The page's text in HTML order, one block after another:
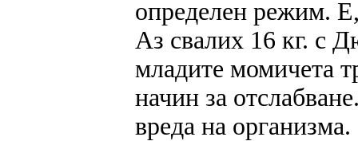
определен режим.
Аз свалих 16 кг. с
младите момичета
начин за
вреда на организма.